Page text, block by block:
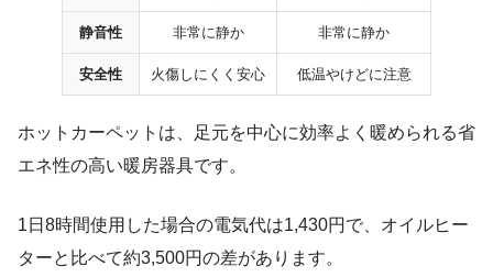
静音性 非常に静か 非常に静か
安全性 火傷しにくく安心 低温やけどに注意
ホットカーペットは、足元を中心に効率よく暖められる省
エネ性の高い暖房器具です。
1日8時間使用した場合の電気代は1,430円で、オイルヒー
ターと比べて約3,500円の差があります。